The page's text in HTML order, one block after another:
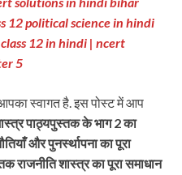
12 political science in hindi
12 in hindi | ncert
5
स्वागत है. इस पोस्ट में आप
पाठ्यपुस्तक के भाग 2 का
और पुनर्स्थापना का पूरा
राजनीति शास्त्र का पूरा समाधान